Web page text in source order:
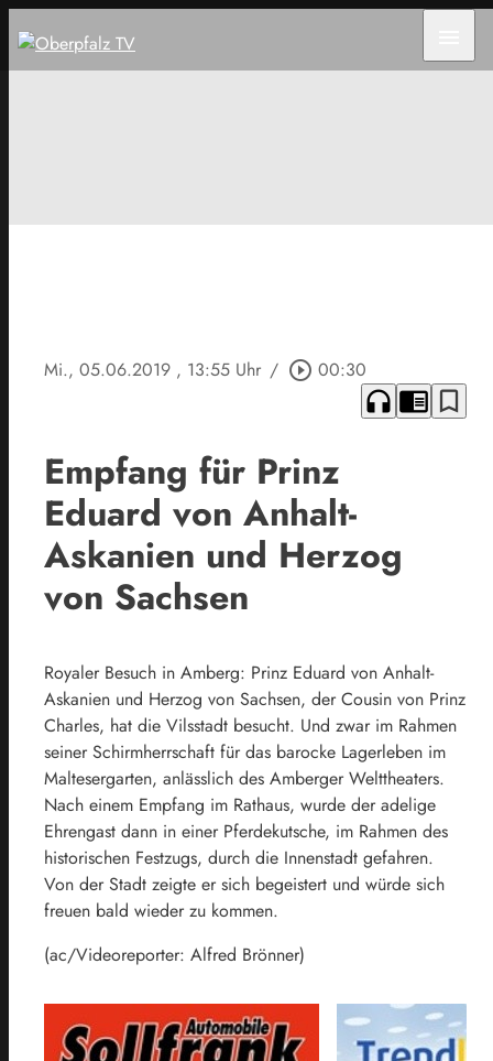
Mi., 05.06.2019 , 13:55 Uhr / play_circle_outline 00:30
headphones chrome_reader_mode bookmark_border
Empfang für Prinz
Eduard von Anhalt-
Askanien und Herzog
von Sachsen
Royaler Besuch in Amberg: Prinz Eduard von Anhalt-
Askanien und Herzog von Sachsen, der Cousin von Prinz
Charles, hat die Vilsstadt besucht. Und zwar im Rahmen
seiner Schirmherrschaft für das barocke Lagerleben im
Maltesergarten, anlässlich des Amberger Welttheaters.
Nach einem Empfang im Rathaus, wurde der adelige
Ehrengast dann in einer Pferdekutsche, im Rahmen des
historischen Festzugs, durch die Innenstadt gefahren.
Von der Stadt zeigte er sich begeistert und würde sich
freuen bald wieder zu kommen.
(ac/Videoreporter: Alfred Brönner)